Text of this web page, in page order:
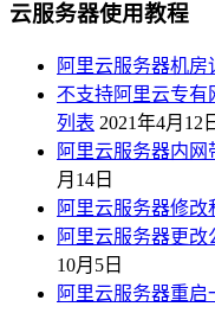
云服务器使用教程
阿里云服务器机房
不支持阿里云专有
列表 2021年4月12
阿里云服务器内
月14日
阿里云服务器修改
阿里云服务器更改
10月5日
阿里云服务器重启